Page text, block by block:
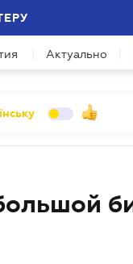
Актуально